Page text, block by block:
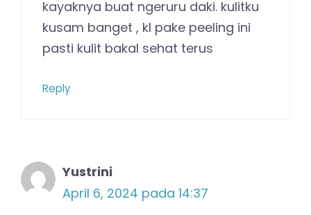
kayaknya buat ngeruru daki. kulitku
kusam banget , kl pake peeling ini
pasti kulit bakal sehat terus
Reply
Yustrini
April 6, 2024 pada 14:37